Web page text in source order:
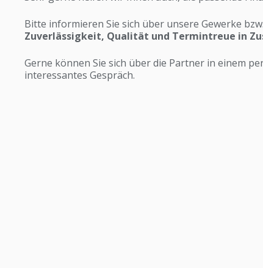
Bitte informieren Sie sich über unsere Gewerke
Zuverlässigkeit, Qualität und Termintreue in
Gerne können Sie sich über die Partner in einem
interessantes Gespräch.